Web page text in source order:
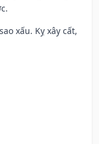
xấu. Kỵ xây cất,